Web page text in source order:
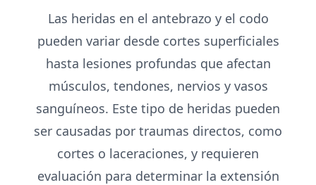
Las heridas en el antebrazo y el codo
pueden variar desde cortes superficiales
hasta lesiones profundas que afectan
músculos, tendones, nervios y vasos
sanguíneos. Este tipo de heridas pueden
ser causadas por traumas directos, como
cortes o laceraciones, y requieren
evaluación para determinar la extensión